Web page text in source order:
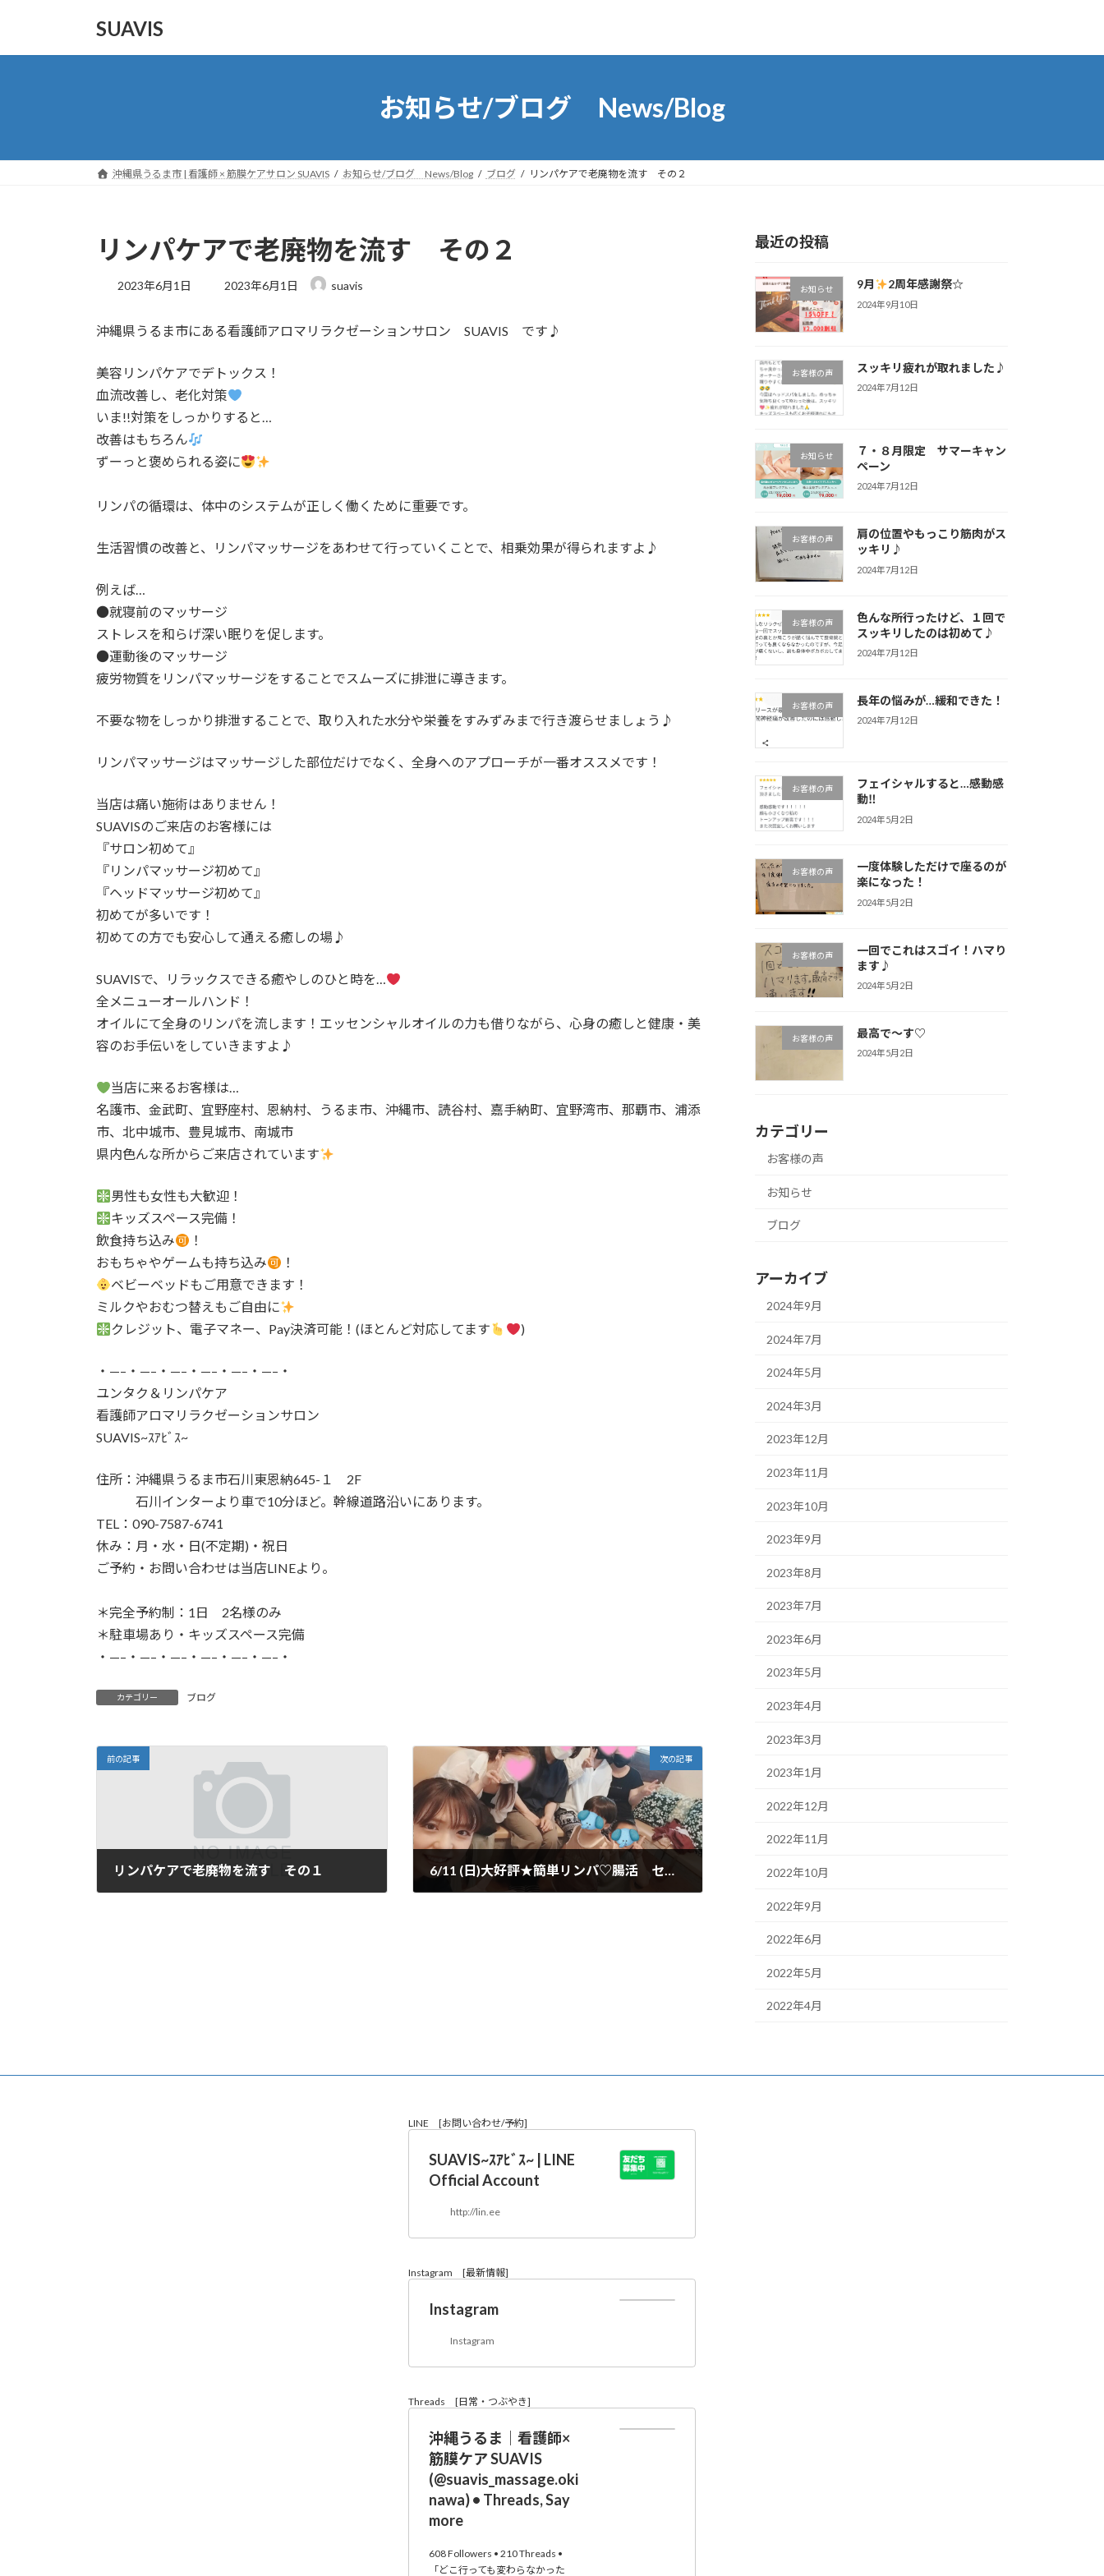
SUAVIS
お知らせ/ブログ News/Blog
沖縄県うるま市 | 看護師 × 筋膜ケアサロン SUAVIS お知らせ/ブログ News/Blog ブログ リンパケアで老廃物を流す その２
リンパケアで老廃物を流す その２
2023年6月1日
最
新
:
2023年6月1日 suavis
沖縄県うるま市にある看護師アロマリラクゼーションサロン SUAVIS です♪
美容リンパケアでデトックス！
血流改善し、老化対策
いま!!対策をしっかりすると…
改善はもちろん
ずーっと褒められる姿に
リンパの循環は、体中のシステムが正しく働くために重要です。
生活習慣の改善と、リンパマッサージをあわせて行っていくことで、相乗効果が得られますよ♪
例えば…
●就寝前のマッサージ
ストレスを和らげ深い眠りを促します。
●運動後のマッサージ
疲労物質をリンパマッサージをすることでスムーズに排泄に導きます。
不要な物をしっかり排泄することで、取り入れた水分や栄養をすみずみまで行き渡らせましょう♪
リンパマッサージはマッサージした部位だけでなく、全身へのアプローチが一番オススメです！
当店は痛い施術はありません！
SUAVISのご来店のお客様には
『サロン初めて』
『リンパマッサージ初めて』
『ヘッドマッサージ初めて』
初めてが多いです！
初めての方でも安心して通える癒しの場♪
SUAVISで、リラックスできる癒やしのひと時を…
全メニューオールハンド！
オイルにて全身のリンパを流します！エッセンシャルオイルの力も借りながら、心身の癒しと健康・美
容のお手伝いをしていきますよ♪
当店に来るお客様は…
名護市、金武町、宜野座村、恩納村、うるま市、沖縄市、読谷村、嘉手納町、宜野湾市、那覇市、浦添
市、北中城市、豊見城市、南城市
県内色んな所からご来店されています
男性も女性も大歓迎！
キッズスペース完備！
飲食持ち込み
！
おもちゃやゲームも持ち込み
！
ベビーベッドもご用意できます！
ミルクやおむつ替えもご自由に
クレジット、電子マネー、Pay決済可能！(ほとんど対応してます
)
・—–・—–・—–・—–・—–・—–・
ユンタク＆リンパケア
看護師アロマリラクゼーションサロン
SUAVIS~ｽｱﾋﾞｽ~
住所：沖縄県うるま市石川東恩納645-１ 2F
石川インターより車で10分ほど。幹線道路沿いにあります。
TEL：090-7587-6741
休み：月・水・日(不定期)・祝日
ご予約・お問い合わせは当店LINEより。
＊完全予約制：1日 2名様のみ
＊駐車場あり・キッズスペース完備
・—–・—–・—–・—–・—–・—–・
カテゴリー ブログ
前の記事
リンパケアで老廃物を流す その１
次の記事
6/11 (日)大好評★簡単リンパ♡腸活 セミナー IN SUAVIS
最近の投稿
お知らせ 9月 2周年感謝祭☆
2024年9月10日
お客様の声 スッキリ疲れが取れました♪
2024年7月12日
お知らせ
７・８月限定 サマーキャン
ペーン
2024年7月12日
お客様の声
肩の位置やもっこり筋肉がス
ッキリ♪
2024年7月12日
お客様の声
色んな所行ったけど、１回で
スッキリしたのは初めて♪
2024年7月12日
お客様の声 長年の悩みが…緩和できた！
2024年7月12日
お客様の声
フェイシャルすると…感動感
動‼
2024年5月2日
お客様の声
一度体験しただけで座るのが
楽になった！
2024年5月2日
お客様の声
一回でこれはスゴイ！ハマり
ます♪
2024年5月2日
お客様の声 最高で～す♡
2024年5月2日
カテゴリー
お客様の声
お知らせ
ブログ
アーカイブ
2024年9月
2024年7月
2024年5月
2024年3月
2023年12月
2023年11月
2023年10月
2023年9月
2023年8月
2023年7月
2023年6月
2023年5月
2023年4月
2023年3月
2023年1月
2022年12月
2022年11月
2022年10月
2022年9月
2022年6月
2022年5月
2022年4月
LINE [お問い合わせ/予約]
SUAVIS~ｽｱﾋﾞｽ~ | LINE
Official Account
http://lin.ee
Instagram [最新情報]
Instagram
Instagram
Threads [日常・つぶやき]
沖縄うるま｜看護師×
筋膜ケア SUAVIS
(@suavis_massage.oki
nawa) • Threads, Say
more
608 Followers • 210 Threads •
「どこ行っても変わらなかった